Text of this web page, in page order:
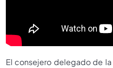
El consejero delegado de